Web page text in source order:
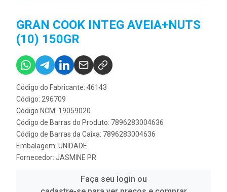
GRAN COOK INTEG AVEIA+NUTS
(10) 150GR
Código do Fabricante: 46143
Código: 296709
Código NCM: 19059020
Código de Barras do Produto: 7896283004636
Código de Barras da Caixa: 7896283004636
Embalagem: UNIDADE
Fornecedor: JASMINE PR
Faça seu login ou